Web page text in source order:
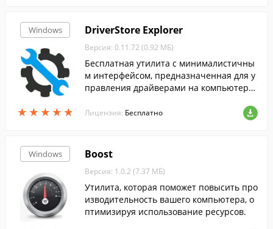
Windows
★ ★ ★ ★ ★
★ ★ ★ ★ ★
DriverStore Explorer
Версия: 0.11.72 (0.92 МБ)
Бесплатная утилита с минималистичны
м интерфейсом, предназначенная для у
правления драйверами на компьютере
Лицензия: Бесплатно
Windows Boost
Версия: 1.0.2 (7.37 МБ)
Утилита, которая поможет повысить про
изводительность вашего компьютера, о
птимизируя использование ресурсов.